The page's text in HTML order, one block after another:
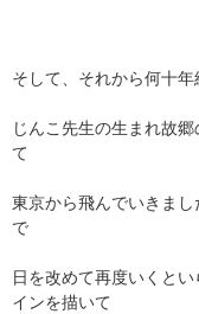
そして、それから何十
じんこ先生の生まれ故
て
東京から飛んでいきま
で
日を改めて再度いくと
インを描いて